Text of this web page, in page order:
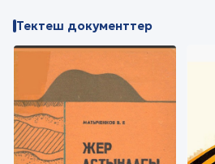
Тектеш документтер